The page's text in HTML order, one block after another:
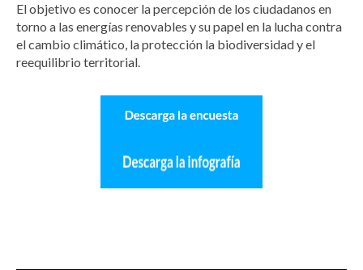
El objetivo es conocer la percepción de los ciudadanos en
torno a las energías renovables y su papel en la lucha contra
el cambio climático, la protección la biodiversidad y el
reequilibrio territorial.